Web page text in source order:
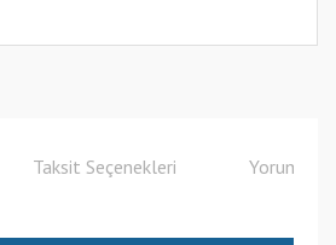
Taksit Seçenekleri Yorumlar